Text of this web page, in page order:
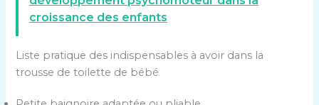
croissance des enfants
Liste pratique des indispensables à avoir dans la
trousse de toilette de bébé